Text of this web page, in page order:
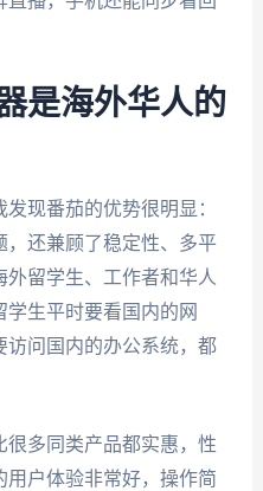
是海外华人的
现番茄的优势很明显：
，还兼顾了稳定性、多平
留学生、工作者和华人
生平时要看国内的网
访问国内的办公系统，都
很多同类产品都实惠，性
户体验非常好，操作简